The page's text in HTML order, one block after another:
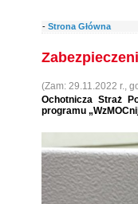
- Strona Główna
(Zam: 29.11.2022 r.,
Ochotnicza Straż
programu